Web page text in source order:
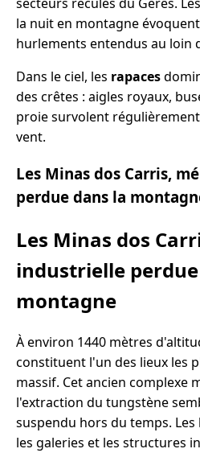
la nuit en montagne
hurlements entendus au loin
Dans le ciel, les rapaces
des crêtes : aigles royaux,
proie survolent
vent.
Les Minas dos Carris,
perdue dans la
Les Minas dos
industrielle
montagne
À environ 1440 mètres
constituent l'un des lieux les
massif. Cet ancien complexe
l'extraction du tungstène
suspendu hors du temps.
les galeries et les structures